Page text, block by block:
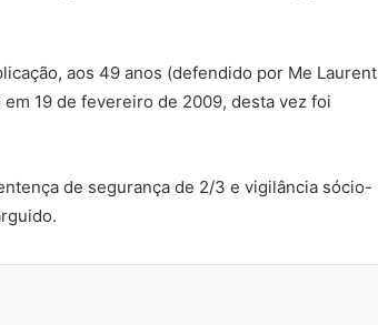
aos 49 anos (defendido por Me Laurent
19 de fevereiro de 2009, desta vez foi
de segurança de 2/3 e vigilância sócio-